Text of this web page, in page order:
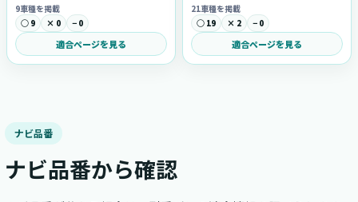
9車種を掲載
○ 9
× 0 − 0
適合ページを見る
21車種を掲載
○ 19
× 2 − 0
適合ページを見る
ナビ品番
ナビ品番から確認